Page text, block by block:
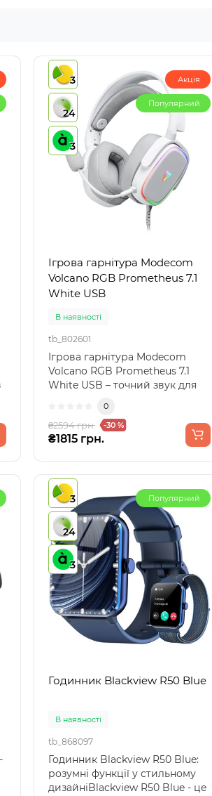
3
24
3
Акція
Популярний
Ігрова гарнітура Modecom
Volcano RGB Prometheus 7.1
White USB
В наявності
tb_802601
Ігрова гарнітура Modecom
Volcano RGB Prometheus 7.1
White USB – точний звук для
0
₴2594 грн. -30 %
₴1815 грн.
3
24
3
Популярний
Годинник Blackview R50 Blue
В наявності
tb_868097
Годинник Blackview R50 Blue:
розумні функції у стильному
дизайніBlackview R50 Blue - це